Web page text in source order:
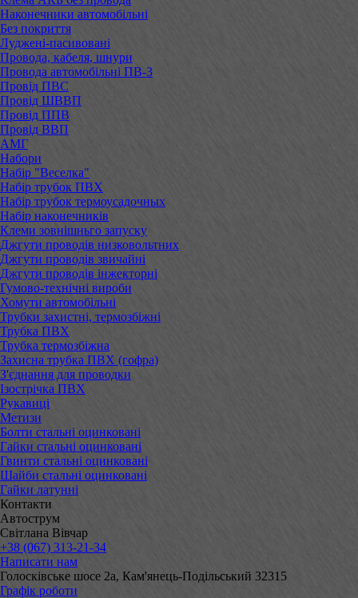
Наконечники автомобільні
Без покриття
Луджені-пасивовані
Провода, кабеля, шнури
Провода автомобільні ПВ-3
Провід ПВС
Провід ШВВП
Провід ППВ
Провід ВВП
АМГ
Набори
Набір "Веселка"
Набір трубок ПВХ
Набір трубок термоусадочных
Набір наконечників
Клеми зовнішньго запуску
Джгути проводів низковольтних
Джгути проводів звичайні
Джгути проводів інжекторні
Гумово-технічні вироби
Хомути автомобільні
Трубки захистні, термозбіжні
Трубка ПВХ
Трубка термозбіжна
Захисна трубка ПВХ (гофра)
З'єднання для проводки
Ізострічка ПВХ
Рукавиці
Метизи
Болти стальні оцинковані
Гайки стальні оцинковані
Гвинти стальні оцинковані
Шайби стальні оцинковані
Гайки латунні
Контакти
Автострум
Світлана Вівчар
+38 (067) 313-21-34
Написати нам
Голосківське шосе 2а, Кам'янець-Подільський 32315
Графік роботи